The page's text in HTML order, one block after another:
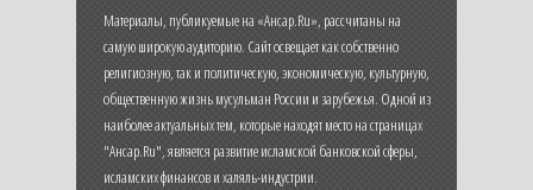
Материалы, публикуемые на «Ансар.Ru», рассчитаны на
самую широкую аудиторию. Сайт освещает как собственно
религиозную, так и политическую, экономическую, культурную,
общественную жизнь мусульман России и зарубежья. Одной из
наиболее актуальных тем, которые находят место на страницах
"Ансар.Ru", является развитие исламской банковской сферы,
исламских финансов и халяль-индустрии.